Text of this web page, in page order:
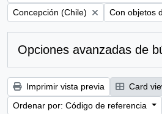
Remove filter:
Concepción (Chile) Remove filter:
Con objetos
Opciones avanzadas de
Imprimir vista previa Card
Ordenar por: Código de referencia